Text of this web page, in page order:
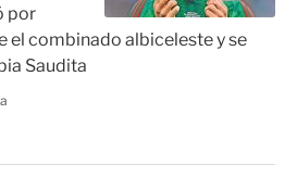
por
el combinado albiceleste y se
Saudita